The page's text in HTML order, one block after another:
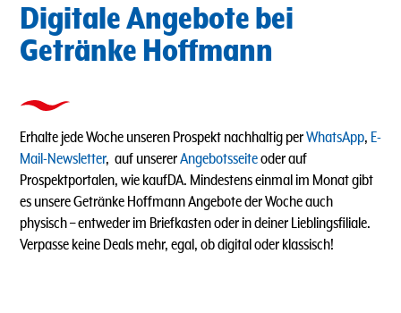
Digitale Angebote bei
Getränke Hoffmann
Erhalte jede Woche unseren Prospekt nachhaltig perWhatsApp, E-
Mail-Newsletter, auf unsererAngebotsseiteoder auf
Prospektportalen, wie kaufDA. Mindestens einmal im Monat gibt
es unsere Getränke Hoffmann Angebote der Woche auch
physisch – entweder im Briefkasten oder in deiner Lieblingsfiliale.
Verpasse keine Deals mehr, egal, ob digital oder klassisch!